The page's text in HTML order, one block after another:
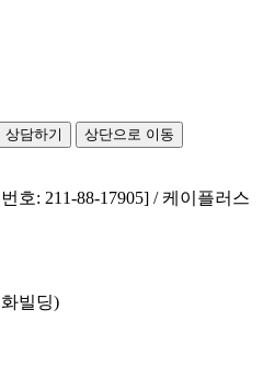
상담하기 상단으로 이동
호: 211-88-17905] / 케이플러스
빌딩)